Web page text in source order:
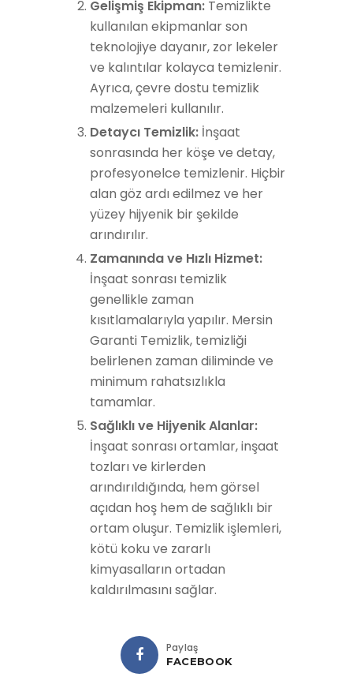
Gelişmiş Ekipman: Temizlikte
kullanılan ekipmanlar son
teknolojiye dayanır, zor lekeler
ve kalıntılar kolayca temizlenir.
Ayrıca, çevre dostu temizlik
malzemeleri kullanılır.
Detaycı Temizlik: İnşaat
sonrasında her köşe ve detay,
profesyonelce temizlenir. Hiçbir
alan göz ardı edilmez ve her
yüzey hijyenik bir şekilde
arındırılır.
Zamanında ve Hızlı Hizmet:
İnşaat sonrası temizlik
genellikle zaman
kısıtlamalarıyla yapılır. Mersin
Garanti Temizlik, temizliği
belirlenen zaman diliminde ve
minimum rahatsızlıkla
tamamlar.
Sağlıklı ve Hijyenik Alanlar:
İnşaat sonrası ortamlar, inşaat
tozları ve kirlerden
arındırıldığında, hem görsel
açıdan hoş hem de sağlıklı bir
ortam oluşur. Temizlik işlemleri,
kötü koku ve zararlı
kimyasalların ortadan
kaldırılmasını sağlar.
Paylaş
FACEBOOK